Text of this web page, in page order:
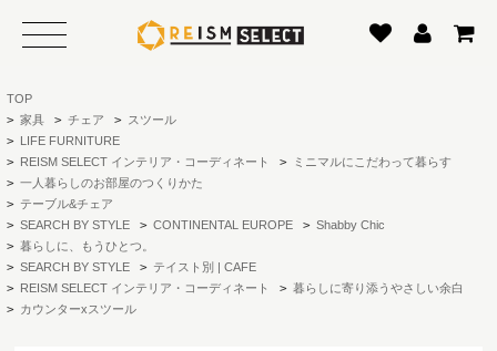
TOP
> 家具 > チェア > スツール
> LIFE FURNITURE
> REISM SELECT インテリア・コーディネート > ミニマルにこだわって暮らす
> 一人暮らしのお部屋のつくりかた
> テーブル&チェア
> SEARCH BY STYLE > CONTINENTAL EUROPE > Shabby Chic
> 暮らしに、もうひとつ。
> SEARCH BY STYLE > テイスト別 | CAFE
> REISM SELECT インテリア・コーディネート > 暮らしに寄り添うやさしい余白
> カウンターxスツール